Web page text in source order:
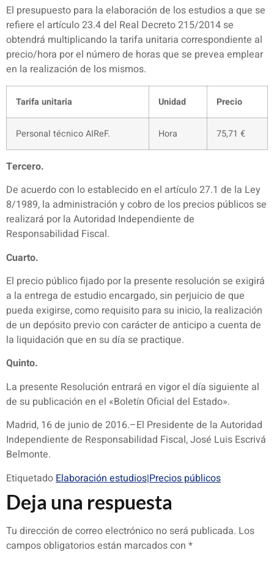
El presupuesto para la elaboración de los estudios a que se
refiere el artículo 23.4 del Real Decreto 215/2014 se
obtendrá multiplicando la tarifa unitaria correspondiente al
precio/hora por el número de horas que se prevea emplear
en la realización de los mismos.
Tarifa unitaria Unidad Precio
Personal técnico AIReF. Hora 75,71 €
Tercero.
De acuerdo con lo establecido en el artículo 27.1 de la Ley
8/1989, la administración y cobro de los precios públicos se
realizará por la Autoridad Independiente de
Responsabilidad Fiscal.
Cuarto.
El precio público fijado por la presente resolución se exigirá
a la entrega de estudio encargado, sin perjuicio de que
pueda exigirse, como requisito para su inicio, la realización
de un depósito previo con carácter de anticipo a cuenta de
la liquidación que en su día se practique.
Quinto.
La presente Resolución entrará en vigor el día siguiente al
de su publicación en el «Boletín Oficial del Estado».
Madrid, 16 de junio de 2016.–El Presidente de la Autoridad
Independiente de Responsabilidad Fiscal, José Luis Escrivá
Belmonte.
Etiquetado Elaboración estudios|Precios públicos
Deja una respuesta
Tu dirección de correo electrónico no será publicada. Los
campos obligatorios están marcados con *